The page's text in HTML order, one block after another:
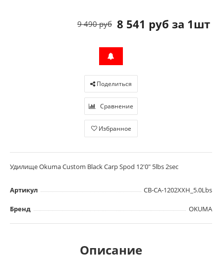
8 541 руб за 1шт
9 490 руб
Поделиться
Сравнение
Избранное
Удилище Okuma Custom Black Carp Spod 12'0" 5lbs 2sec
Артикул CB-CA-1202XXH_5.0Lbs
Бренд OKUMA
Описание